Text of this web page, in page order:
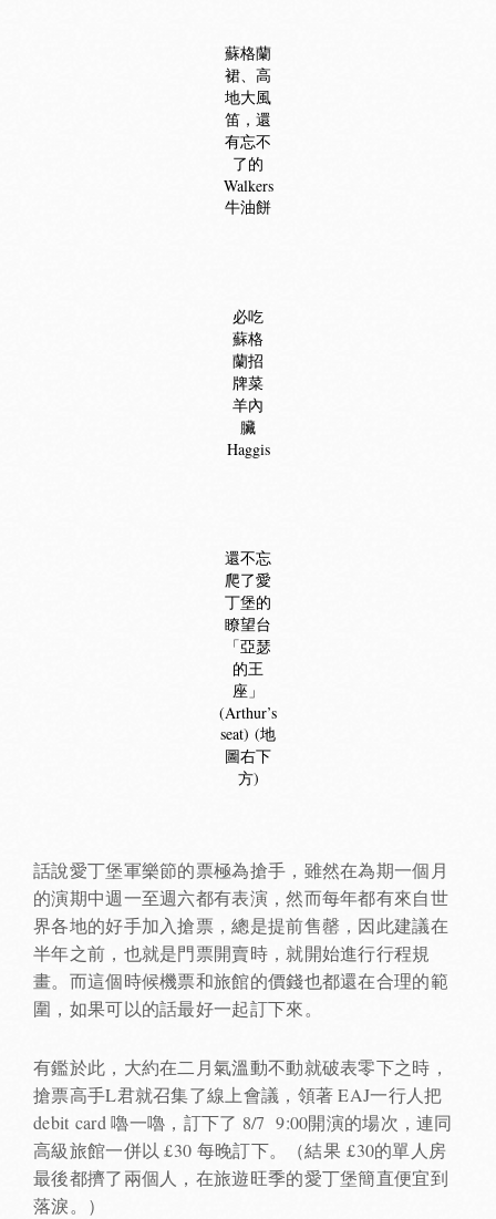
蘇格蘭
裙、高
地大風
笛，還
有忘不
了的
Walkers
牛油餅
必吃
蘇格
蘭招
牌菜
羊內
臟
Haggis
還不忘
爬了愛
丁堡的
瞭望台
「亞瑟
的王
座」
(Arthur’s
seat) (地
圖右下
方)
話說愛丁堡軍樂節的票極為搶手，雖然在為期一個月
的演期中週一至週六都有表演，然而每年都有來自世
界各地的好手加入搶票，總是提前售罄，因此建議在
半年之前，也就是門票開賣時，就開始進行行程規
畫。而這個時候機票和旅館的價錢也都還在合理的範
圍，如果可以的話最好一起訂下來。
有鑑於此，大約在二月氣溫動不動就破表零下之時，
搶票高手L君就召集了線上會議，領著 EAJ一行人把
debit card 嚕一嚕，訂下了 8/7 9:00開演的場次，連同
高級旅館一併以 £30 每晚訂下。（結果 £30的單人房
最後都擠了兩個人，在旅遊旺季的愛丁堡簡直便宜到
落淚。）